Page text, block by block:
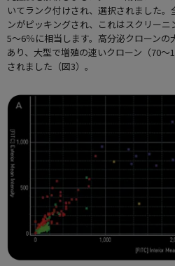
いてランク付けされ、選択されました。
ンがピッキングされ、これはスクリー
5～6％に相当します。高分泌クローン
あり、大型で増殖の速いクローン（70
されました（図3）。